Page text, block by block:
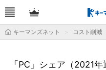
キーマンズネット コスト削減
「PC」シェア（2021